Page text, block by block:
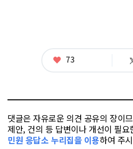
좋
73
댓글은 자유로운 의견 공유의 장이
제안, 건의 등 답변이나 개선이 필
민원 응답소 누리집을 이용하여 주